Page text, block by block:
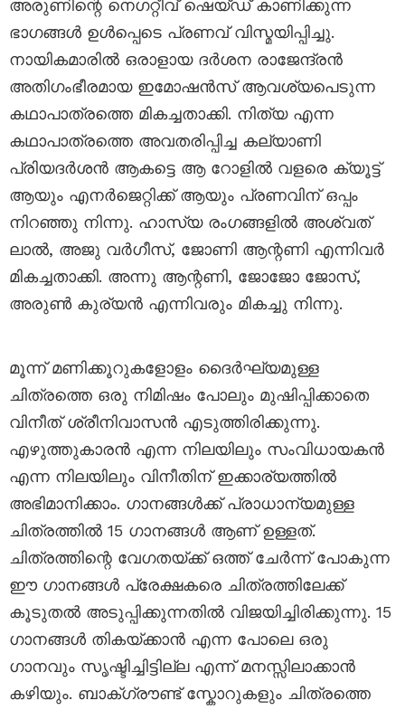
അരുണിന്റെ നെഗറ്റീവ് ഷെയ്ഡ് കാണിക്കുന്ന
ഭാഗങ്ങൾ ഉൾപ്പെടെ പ്രണവ് വിസ്മയിപ്പിച്ചു.
നായികമാരിൽ ഒരാളായ ദർശന രാജേന്ദ്രൻ
അതിഗംഭീരമായ ഇമോഷൻസ് ആവശ്യപെടുന്ന
കഥാപാത്രത്തെ മികച്ചതാക്കി. നിത്യ എന്ന
കഥാപാത്രത്തെ അവതരിപ്പിച്ച കല്യാണി
പ്രിയദർശൻ ആകട്ടെ ആ റോളിൽ വളരെ ക്യൂട്ട്
ആയും എനർജെറ്റിക്ക് ആയും പ്രണവിന് ഒപ്പം
നിറഞ്ഞു നിന്നു. ഹാസ്യ രംഗങ്ങളിൽ അശ്വത്
ലാൽ, അജു വർഗീസ്, ജോണി ആന്റണി എന്നിവർ
മികച്ചതാക്കി. അന്നു ആന്റണി, ജോജോ ജോസ്,
അരുൺ കുര്യൻ എന്നിവരും മികച്ചു നിന്നു.
മൂന്ന് മണിക്കൂറുകളോളം ദൈര്‍ഘ്യമുള്ള
ചിത്രത്തെ ഒരു നിമിഷം പോലും മുഷിപ്പിക്കാതെ
വിനീത് ശ്രീനിവാസൻ എടുത്തിരിക്കുന്നു.
എഴുത്തുകാരൻ എന്ന നിലയിലും സംവിധായകൻ
എന്ന നിലയിലും വിനീതിന് ഇക്കാര്യത്തിൽ
അഭിമാനിക്കാം. ഗാനങ്ങൾക്ക് പ്രാധാന്യമുള്ള
ചിത്രത്തിൽ 15 ഗാനങ്ങൾ ആണ് ഉള്ളത്.
ചിത്രത്തിന്റെ വേഗതയ്ക്ക് ഒത്ത്‌ ചേർന്ന് പോകുന്ന
ഈ ഗാനങ്ങൾ പ്രേക്ഷകരെ ചിത്രത്തിലേക്ക്
കൂടുതൽ അടുപ്പിക്കുന്നതിൽ വിജയിച്ചിരിക്കുന്നു. 15
ഗാനങ്ങൾ തികയ്ക്കാൻ എന്ന പോലെ ഒരു
ഗാനവും സൃഷ്ടിച്ചിട്ടില്ല എന്ന് മനസ്സിലാക്കാൻ
കഴിയും. ബാക്ഗ്രൗണ്ട് സ്കോറുകളും ചിത്രത്തെ